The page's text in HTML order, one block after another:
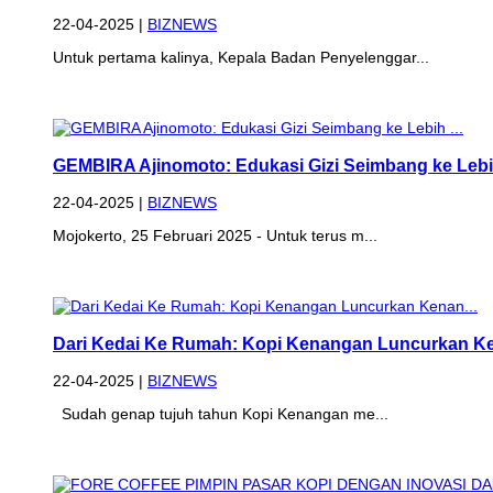
22-04-2025 | BIZNEWS
Untuk pertama kalinya, Kepala Badan Penyelenggar...
GEMBIRA Ajinomoto: Edukasi Gizi Seimbang ke
22-04-2025 | BIZNEWS
Mojokerto, 25 Februari 2025 - Untuk terus m...
Dari Kedai Ke Rumah: Kopi Kenangan Luncurkan
22-04-2025 | BIZNEWS
Sudah genap tujuh tahun Kopi Kenangan me...